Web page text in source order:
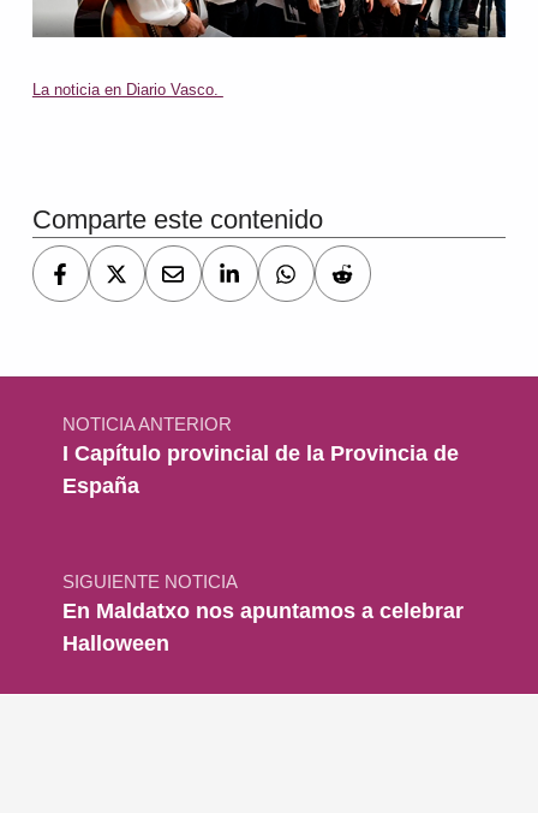
La noticia en Diario Vasco.
Comparte este contenido
Navegación de entradas
NOTICIA ANTERIOR
I Capítulo provincial de la Provincia de
España
SIGUIENTE NOTICIA
En Maldatxo nos apuntamos a celebrar
Halloween